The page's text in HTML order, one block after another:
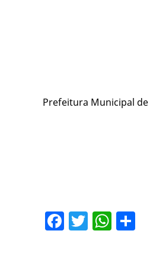
Prefeitura Municipal de
Facebook
Twitter